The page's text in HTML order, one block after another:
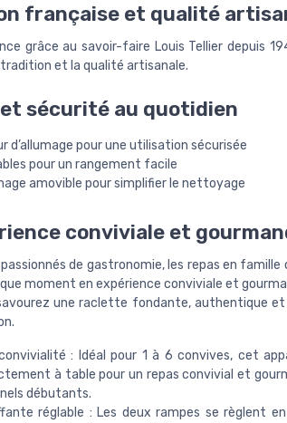
française et qualité
grâce au savoir-faire Louis Tellier depuis
et la qualité artisanale.
sécurité au quotidien
d’allumage pour une utilisation sécurisée
pour un rangement facile
amovible pour simplifier le nettoyage
conviviale et
de gastronomie, les repas en famille
moment en expérience conviviale et
une raclette fondante, authentique
: Idéal pour 1 à 6 convives, cet
à table pour un repas convivial et
débutants.
réglable : Les deux rampes se règlent